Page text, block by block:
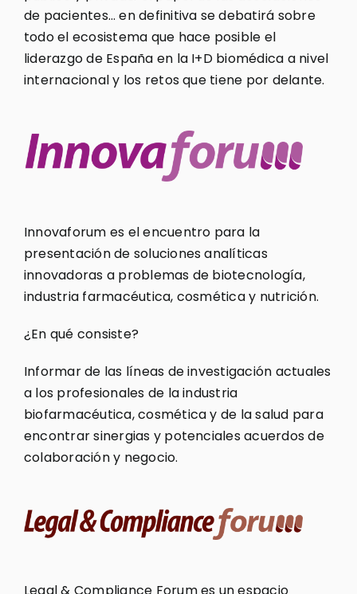
de pacientes… en definitiva se debatirá sobre
todo el ecosistema que hace posible el
liderazgo de España en la I+D biomédica a nivel
internacional y los retos que tiene por delante.
Innovaforum es el encuentro para la
presentación de soluciones analíticas
innovadoras a problemas de biotecnología,
industria farmacéutica, cosmética y nutrición.
¿En qué consiste?
Informar de las líneas de investigación actuales
a los profesionales de la industria
biofarmacéutica, cosmética y de la salud para
encontrar sinergias y potenciales acuerdos de
colaboración y negocio.